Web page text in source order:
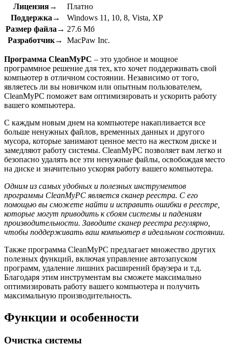
Лицензия→
Платно
Поддержка→
Windows 11, 10, 8, Vista, XP
Размер файла→ 27.6 Мб
Разработчик→
MacPaw Inc.
Программа CleanMyPC – это удобное и мощное
программное решение для тех, кто хочет поддерживать свой
компьютер в отличном состоянии. Независимо от того,
являетесь ли вы новичком или опытным пользователем,
CleanMyPC поможет вам оптимизировать и ускорить работу
вашего компьютера.
С каждым новым днем на компьютере накапливается все
больше ненужных файлов, временных данных и другого
мусора, которые занимают ценное место на жестком диске и
замедляют работу системы. CleanMyPC позволяет вам легко и
безопасно удалять все эти ненужные файлы, освобождая место
на диске и значительно ускоряя работу вашего компьютера.
Одним из самых удобных и полезных инструментов
программы CleanMyPC является сканер реестра. С его
помощью вы сможете найти и исправить ошибки в реестре,
которые могут приводить к сбоям системы и падениям
производительности. Заводите сканер реестра регулярно,
чтобы поддерживать ваш компьютер в идеальном состоянии.
Также программа CleanMyPC предлагает множество других
полезных функций, включая управление автозапуском
программ, удаление лишних расширений браузера и т.д.
Благодаря этим инструментам вы сможете максимально
оптимизировать работу вашего компьютера и получить
максимальную производительность.
Функции и особенности
Очистка системы